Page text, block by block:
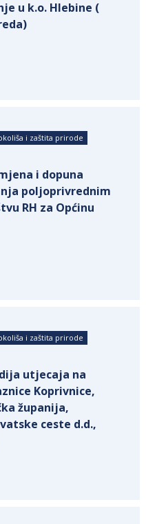
u k.o. Hlebine (
i zaštita prirode
i dopuna
poljoprivrednim
RH za Općinu
i zaštita prirode
utjecaja na
Koprivnice,
županija,
ceste d.d.,